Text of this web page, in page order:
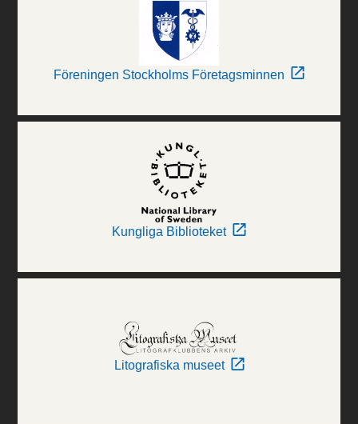
Föreningen Stockholms Företagsminnen
Kungliga Biblioteket
Litografiska museet